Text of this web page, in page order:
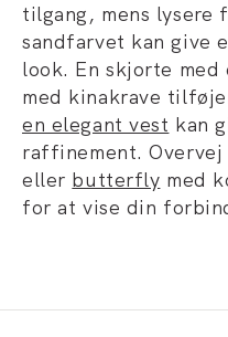
tilgang, mens lysere
sandfarvet kan give
look. En skjorte
med kinakrave
en elegant vest kan
raffinement. Overvej
eller butterfly med
for at vise din